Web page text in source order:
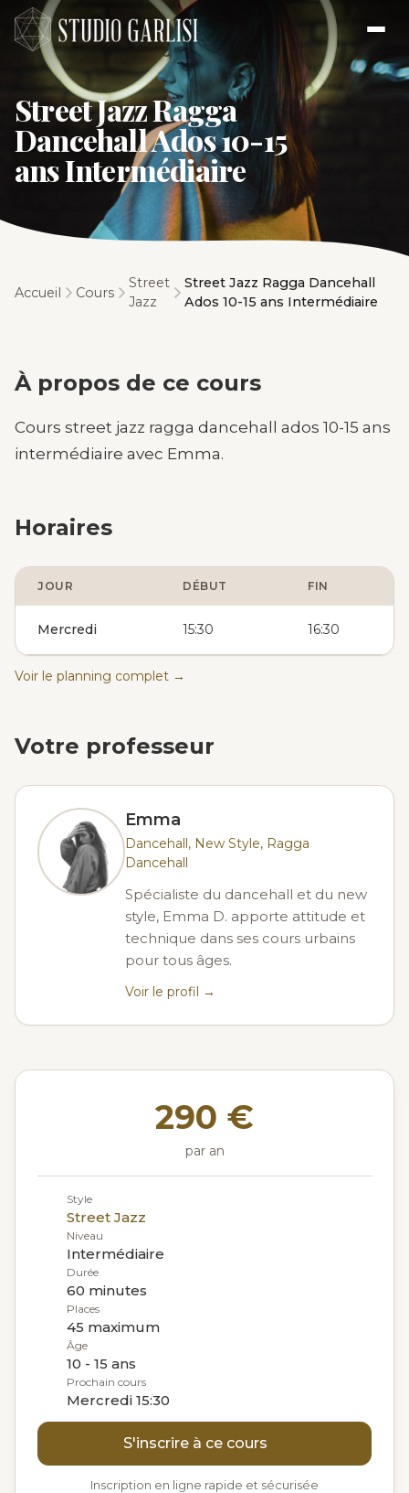
Street Jazz Ragga
Dancehall Ados 10-15
ans Intermédiaire
Accueil Cours
Street
Jazz
Street Jazz Ragga Dancehall
Ados 10-15 ans Intermédiaire
À propos de ce cours
Cours street jazz ragga dancehall ados 10-15 ans
intermédiaire avec Emma.
Horaires
JOUR DÉBUT FIN
Mercredi 15:30 16:30
Voir le planning complet →
Votre professeur
Emma
Dancehall, New Style, Ragga
Dancehall
Spécialiste du dancehall et du new
style, Emma D. apporte attitude et
technique dans ses cours urbains
pour tous âges.
Voir le profil →
290 €
par an
Style
Street Jazz
Niveau
Intermédiaire
Durée
60 minutes
Places
45 maximum
Âge
10 - 15 ans
Prochain cours
Mercredi 15:30
S'inscrire à ce cours
Inscription en ligne rapide et sécurisée